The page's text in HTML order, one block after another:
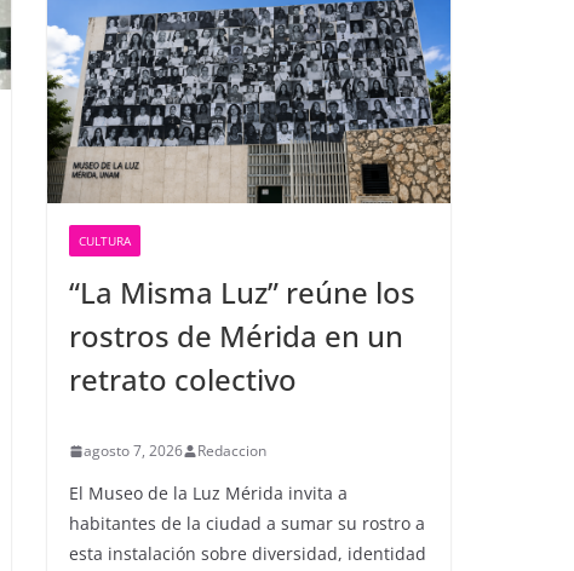
CULTURA
“La Misma Luz” reúne los
rostros de Mérida en un
retrato colectivo
agosto 7, 2026 Redaccion
El Museo de la Luz Mérida invita a
habitantes de la ciudad a sumar su rostro a
esta instalación sobre diversidad, identidad